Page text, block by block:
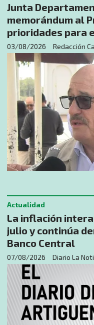
Junta
memorándum al
prioridades para
Redacción
03/08/2026
La inflación
julio y continúa
Banco Central
Diario La
Actualidad
07/08/2026